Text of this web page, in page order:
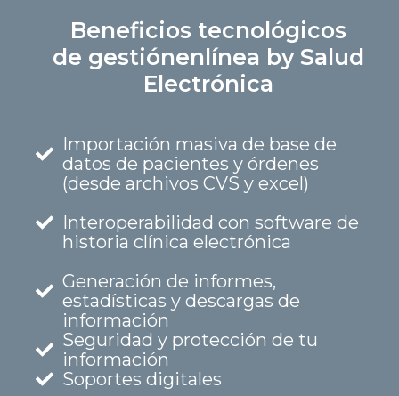
Beneficios tecnológicos
de gestiónenlínea by Salud
Electrónica
Importación masiva de base de
datos de pacientes y órdenes
(desde archivos CVS y excel)
Interoperabilidad con software de
historia clínica electrónica
Generación de informes,
estadísticas y descargas de
información
Seguridad y protección de tu
información
Soportes digitales